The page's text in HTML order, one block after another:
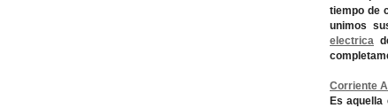
tiempo de
unimos
electrica
Corriente
Es